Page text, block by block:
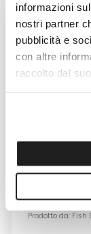
informazioni
nostri partner
pubblicità e
con altre
raccolto dal
ALICI AL
DIFFERENT
Venduto da:
Prodotto da: Fish